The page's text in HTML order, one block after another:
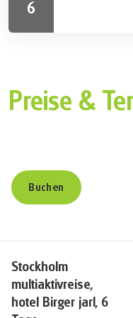
6
Preise &
Buchen
Stockholm
multiaktivreise,
hotel Birger jarl, 6